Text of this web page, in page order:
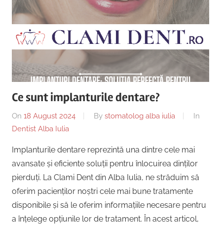
|
Centru
Implantologie
Copii,
Dentist,
Strada
Ion
Lăncrănjan
19,
Alba
România
+40754463365
Ce sunt implanturile dentare?
On 18 August 2024 By stomatolog alba iulia
In
Dentist Alba Iulia
Implanturile dentare reprezintă una dintre cele mai
avansate și eficiente soluții pentru înlocuirea dinților
pierduți. La Clami Dent din Alba Iulia, ne străduim să
oferim pacienților noștri cele mai bune tratamente
disponibile și să le oferim informațiile necesare pentru
a înțelege opțiunile lor de tratament. În acest articol,